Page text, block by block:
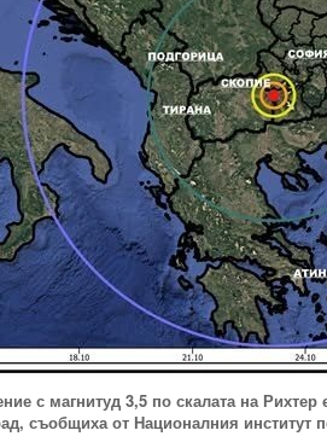
с магнитуд 3,5 по скалата на
съобщиха от Националния институт